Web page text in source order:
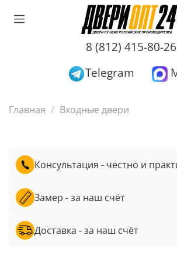
8 (812) 415-80-26
Telegram
Главная Входные двери
Консультация - честно и
Замер - за наш счёт
Доставка - за наш счёт